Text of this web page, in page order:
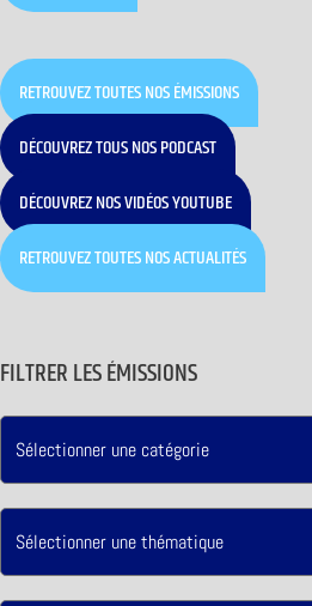
RETROUVEZ TOUTES NOS ÉMISSIONS
DÉCOUVREZ TOUS NOS PODCAST
DÉCOUVREZ NOS VIDÉOS YOUTUBE
RETROUVEZ TOUTES NOS ACTUALITÉS
FILTRER LES ÉMISSIONS